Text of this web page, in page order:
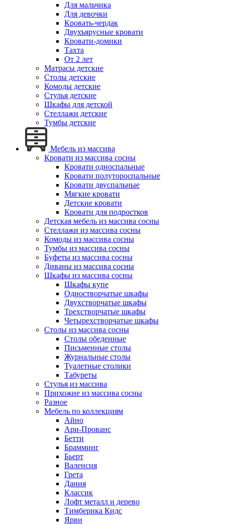
Для мальчика
Для девочки
Кровать-чердак
Двухъярусные кровати
Кровати-домики
Тахта
От 2 лет
Матрасы детские
Столы детские
Комоды детские
Стулья детские
Шкафы для детской
Стеллажи детские
Тумбы детские
Мебель из массива
Кровати из массива сосны
Кровати односпальные
Кровати полутороспальные
Кровати двуспальные
Мягкие кровати
Детские кровати
Кровати для подростков
Детская мебель из массива сосны
Стеллажи из массива сосны
Комоды из массива сосны
Тумбы из массива сосны
Буфеты из массива сосны
Диваны из массива сосны
Шкафы из массива сосны
Шкафы купе
Одностворчатые шкафы
Двухстворчатые шкафы
Трехстворчатые шкафы
Четырехстворчатые шкафы
Столы из массива сосны
Столы обеденные
Письменные столы
Журнальные столы
Туалетные столики
Табуреты
Стулья из массива
Прихожие из массива сосны
Разное
Мебель по коллекциям
Айно
Ари-Прованс
Бетти
Брамминг
Бьерт
Валенсия
Грета
Дания
Классик
Лофт металл и дерево
Тимберика Кидс
Ярви